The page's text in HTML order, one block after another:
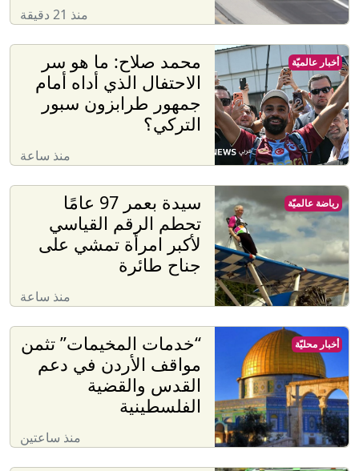
منذ 21 دقيقة
محمد صلاح: ما هو سر
الاحتفال الذي أداه أمام
جمهور طرابزون سبور
التركي؟
منذ ساعة
أخبار عالميّة
سيدة بعمر 97 عامًا
تحطم الرقم القياسي
لأكبر امرأة تمشي على
جناح طائرة
منذ ساعة
رياضة عالميّة
“خدمات المخيمات” تثمن
مواقف الأردن في دعم
القدس والقضية
الفلسطينية
منذ ساعتين
أخبار محليّة